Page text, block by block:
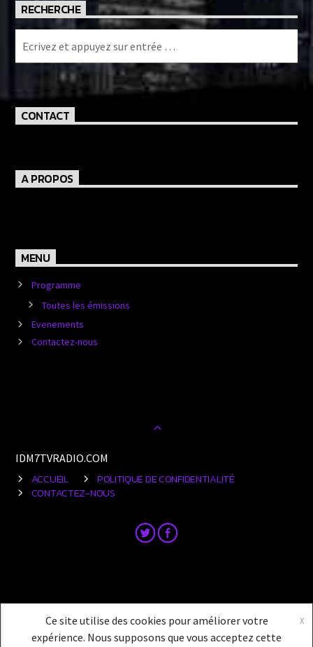
RECHERCHE
CONTACT
A PROPOS
MENU
Programme
Toutes les émissions
Evenements
Contactez-nous
IDM7TVRADIO.COM
ACCUEIL
POLITIQUE DE CONFIDENTIALITÉ
CONTACTEZ-NOUS
Ce site utilise des cookies pour améliorer votre
expérience. Nous supposons que vous acceptez cette
X